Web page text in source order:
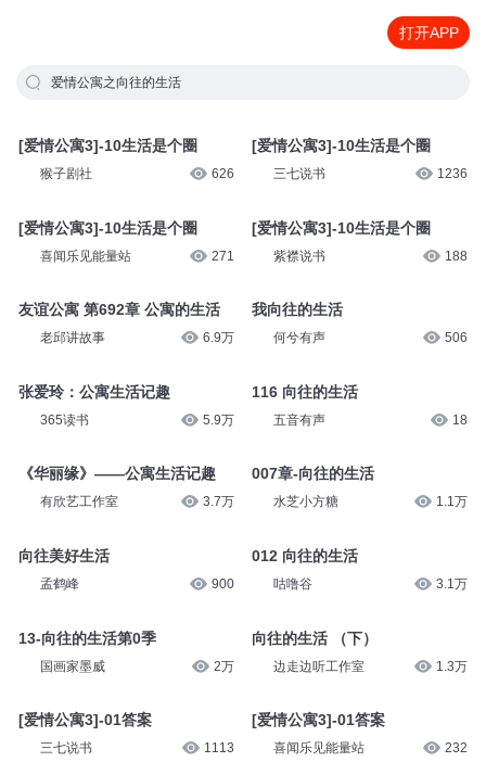
打开APP
爱情公寓之向往的生活
[爱情公寓3]-10生活是个圈
猴子剧社 626
[爱情公寓3]-10生活是个圈
喜闻乐见能量站 271
友谊公寓 第692章 公寓的生活
老邱讲故事 6.9万
张爱玲：公寓生活记趣
365读书 5.9万
《华丽缘》——公寓生活记趣
有欣艺工作室 3.7万
向往美好生活
孟鹤峰 900
13-向往的生活第0季
国画家墨威 2万
[爱情公寓3]-01答案
三七说书 1113
[爱情公寓3]-10生活是个圈
三七说书 1236
[爱情公寓3]-10生活是个圈
紫襟说书 188
我向往的生活
何兮有声 506
116 向往的生活
五音有声 18
007章-向往的生活
水芝小方糖 1.1万
012 向往的生活
咕噜谷 3.1万
向往的生活 （下）
边走边听工作室 1.3万
[爱情公寓3]-01答案
喜闻乐见能量站 232